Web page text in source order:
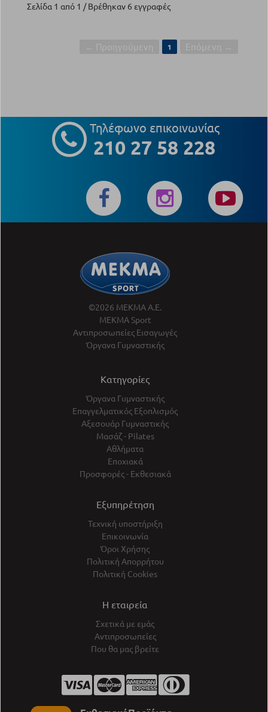
Σελίδα 1 από 1 / Βρέθηκαν 6 εγγραφές
1
Τηλέφωνο επικοινωνίας
210 27 58 228
©2026 ΜΕΚΜΑ Α.Ε.
ΜΕΚΜΑ Sport
Αντιπροσωπείες Εισαγωγές
Όργανα Γυμναστικής
Κατηγορίες
Όργανα Γυμναστικής
Επαγγελματικός Εξοπλισμός
Αξεσουάρ Γυμναστικής
Μασάζ - Pilates
Αθλήματα
Εποχιακά
Προσφορές - Εκθεσιακά
Εξυπηρέτηση
Τεχνική υποστήριξη
Επικοινωνία
Όροι Χρήσης
Πολιτική Απορρήτου
Πολιτική Cookies
Η εταιρεία
Σχετικά με εμάς
Αντιπροσωπείες
Που θα μας βρείτε